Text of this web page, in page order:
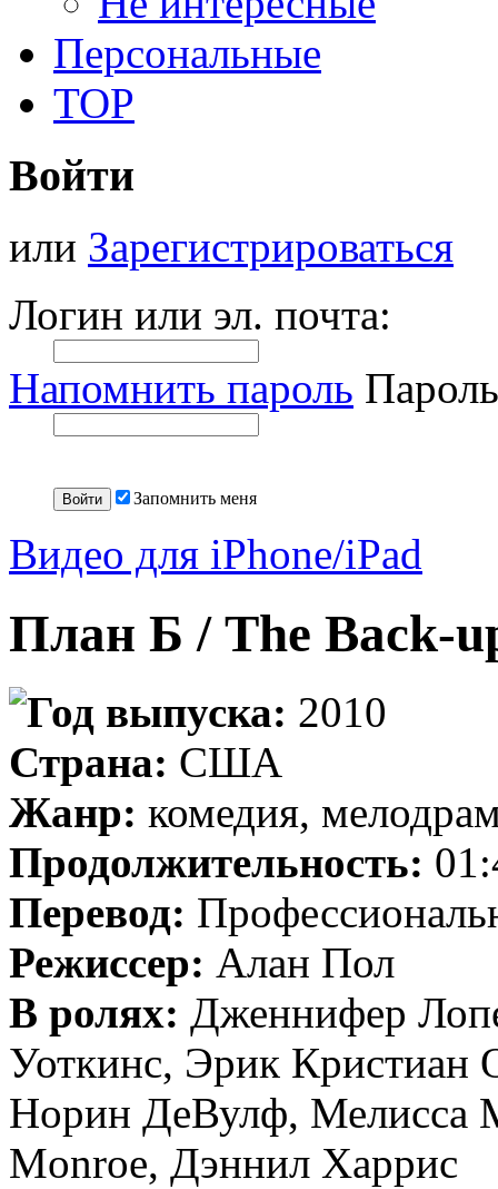
Персональные
TOP
Войти
или Зарегистрироваться
Логин или эл. почта:
Напомнить пароль
Запомнить меня
Видео для iPhone/iPad
План Б / The Back-
Год выпуска: 2010
Страна: США
Жанр: комедия,
Продолжительность:
Перевод:
Режиссер: Алан Пол
В ролях: Дженнифер
Уоткинс, Эрик Кристиан
Норин ДеВулф, Мелисса
Monroe, Дэннил Харрис